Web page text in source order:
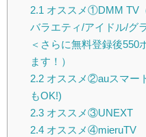
2.1 オススメ①DMM TV
バラエティ/アイドル/グ
＜さらに無料登録後550
ます！）
2.2オススメ②auスマー
もOK!)
2.3オススメ③UNEXT
2.4オススメ④mieruTV